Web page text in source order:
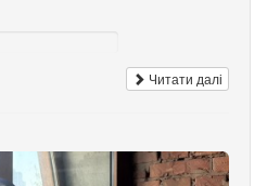
Читати далі